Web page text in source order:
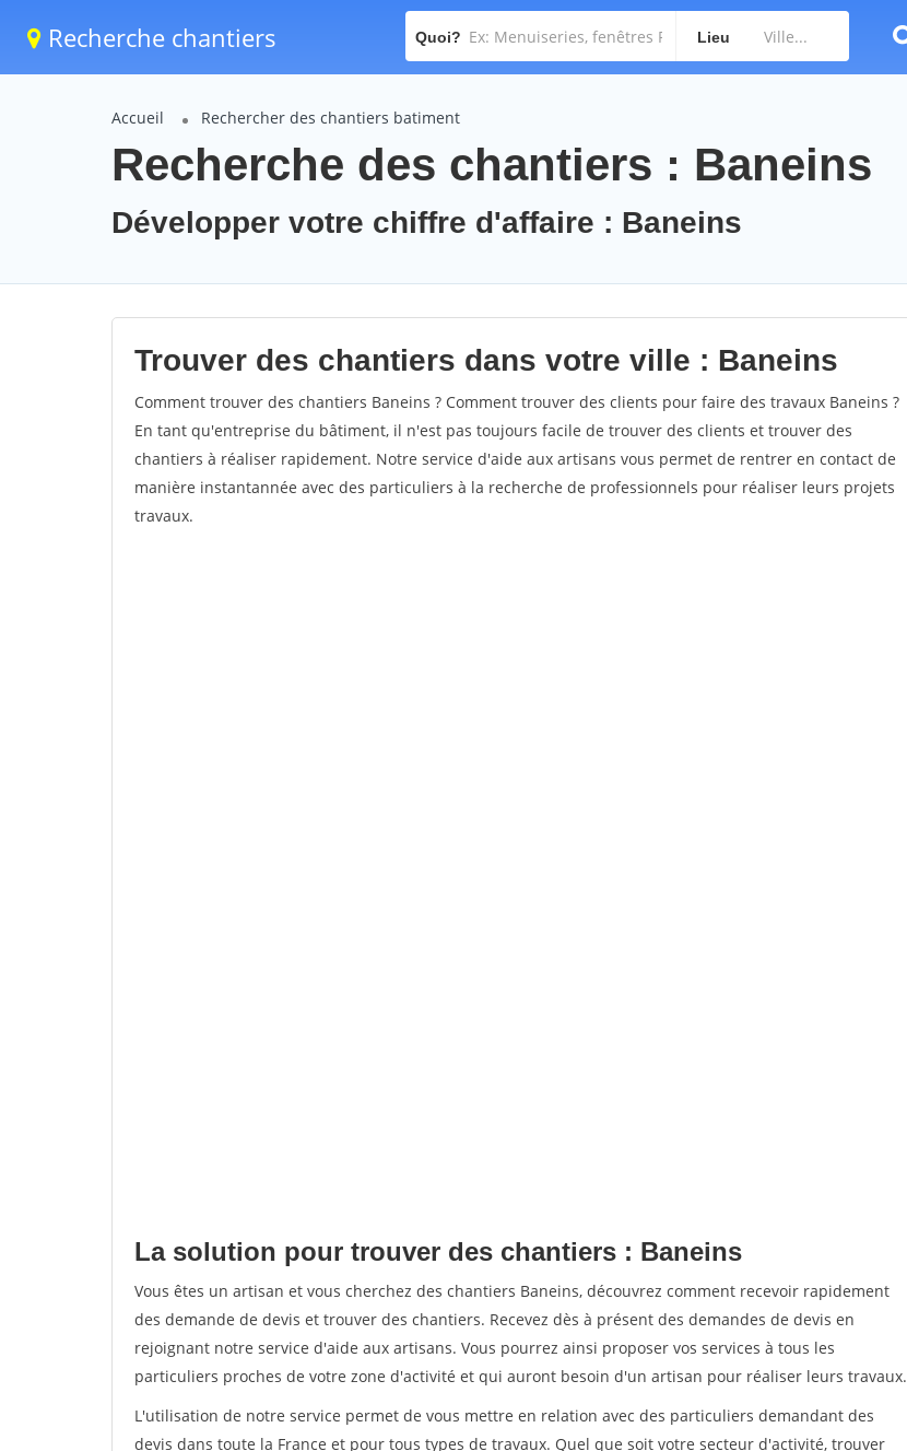
Recherche chantiers Quoi? Lieu
Accueil Rechercher des chantiers batiment
Recherche des chantiers : Baneins
Développer votre chiffre d'affaire : Baneins
Trouver des chantiers dans votre ville : Baneins
Comment trouver des chantiers Baneins ? Comment trouver des clients pour faire des travaux Baneins ?
En tant qu'entreprise du bâtiment, il n'est pas toujours facile de trouver des clients et trouver des
chantiers à réaliser rapidement. Notre service d'aide aux artisans vous permet de rentrer en contact de
manière instantannée avec des particuliers à la recherche de professionnels pour réaliser leurs projets
travaux.
La solution pour trouver des chantiers : Baneins
Vous êtes un artisan et vous cherchez des chantiers Baneins, découvrez comment recevoir rapidement
des demande de devis et trouver des chantiers. Recevez dès à présent des demandes de devis en
rejoignant notre service d'aide aux artisans. Vous pourrez ainsi proposer vos services à tous les
particuliers proches de votre zone d'activité et qui auront besoin d'un artisan pour réaliser leurs travaux.
L'utilisation de notre service permet de vous mettre en relation avec des particuliers demandant des
devis dans toute la France et pour tous types de travaux. Quel que soit votre secteur d'activité, trouver